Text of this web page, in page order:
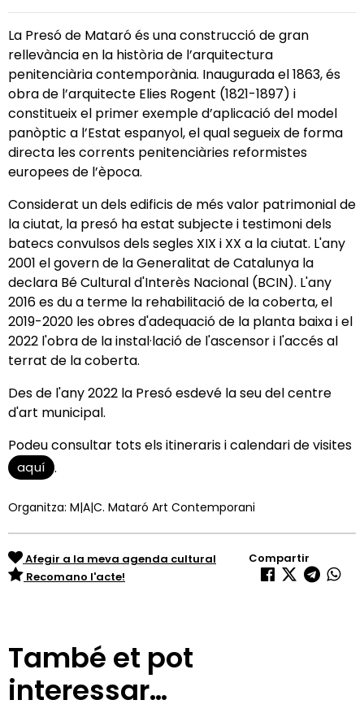
La Presó de Mataró és una construcció de gran
rellevància en la història de l’arquitectura
penitenciària contemporània. Inaugurada el 1863, és
obra de l’arquitecte Elies Rogent (1821-1897) i
constitueix el primer exemple d’aplicació del model
panòptic a l’Estat espanyol, el qual segueix de forma
directa les corrents penitenciàries reformistes
europees de l’època.
Considerat un dels edificis de més valor patrimonial de
la ciutat, la presó ha estat subjecte i testimoni dels
batecs convulsos dels segles XIX i XX a la ciutat. L'any
2001 el govern de la Generalitat de Catalunya la
declara Bé Cultural d'Interès Nacional (BCIN). L'any
2016 es du a terme la rehabilitació de la coberta, el
2019-2020 les obres d'adequació de la planta baixa i el
2022 l'obra de la instal·lació de l'ascensor i l'accés al
terrat de la coberta.
Des de l'any 2022 la Presó esdevé la seu del centre
d'art municipal.
Podeu consultar tots els itineraris i calendari de visites
aquí .
Organitza: M|A|C. Mataró Art Contemporani
Afegir a la meva agenda cultural
Recomano l'acte!
Compartir
També et pot
interessar…